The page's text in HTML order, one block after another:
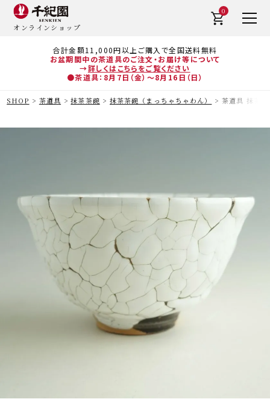
合計金額11,000円以上ご購入で全国送料無料
お盆期間中の茶道具のご注文・お届け等について
→詳しくはこちらをご覧ください
●茶道具：8月7日（金）～8月16日（日）
オンラインショップ
0
SHOP 茶道具 抹茶茶碗 抹茶茶碗（まっちゃちゃわん） 茶道具 抹茶